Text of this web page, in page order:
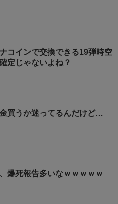
コインで交換できる19弾時空
定じゃないよね？
金買うか迷ってるんだけど…
爆死報告多いなｗｗｗｗｗ